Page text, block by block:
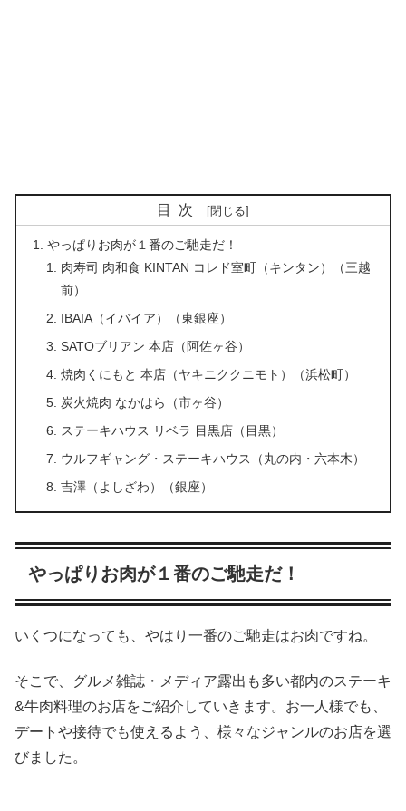
目次
やっぱりお肉が１番のご馳走だ！
肉寿司 肉和食 KINTAN コレド室町（キンタン）（三越
前）
IBAIA（イバイア）（東銀座）
SATOブリアン 本店（阿佐ヶ谷）
焼肉くにもと 本店（ヤキニククニモト）（浜松町）
炭火焼肉 なかはら（市ヶ谷）
ステーキハウス リベラ 目黒店（目黒）
ウルフギャング・ステーキハウス（丸の内・六本木）
吉澤（よしざわ）（銀座）
やっぱりお肉が１番のご馳走だ！
いくつになっても、やはり一番のご馳走はお肉ですね。
そこで、グルメ雑誌・メディア露出も多い都内のステーキ
&牛肉料理のお店をご紹介していきます。お一人様でも、
デートや接待でも使えるよう、様々なジャンルのお店を選
びました。